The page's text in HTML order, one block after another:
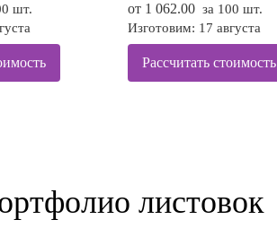
шт.
от 1 062.00 за 100 шт.
Изготовим: 17 августа
Рассчитать стоимость
листовок